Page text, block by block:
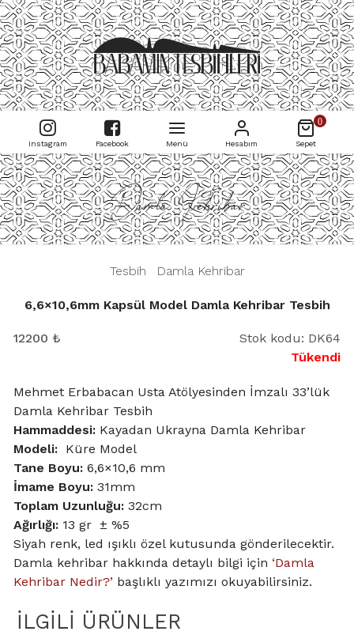
Instagram Facebook Menü Hesabım
0
Sepet
Damla Kehribar
Tesbih Damla Kehribar|
6,6×10,6mm Kapsül Model Damla Kehribar Tesbih
12200 ₺ Stok kodu: DK64
Tükendi
Mehmet Erbabacan Usta Atölyesinden İmzalı 33’lük
Damla Kehribar Tesbih
Hammaddesi: Kayadan Ukrayna Damla Kehribar
Modeli: Küre Model
Tane Boyu: 6,6×10,6 mm
İmame Boyu: 31mm
Toplam Uzunluğu: 32cm
Ağırlığı: 13 gr ± %5
Siyah renk, led ışıklı özel kutusunda gönderilecektir.
Damla kehribar hakkında detaylı bilgi için ‘Damla
Kehribar Nedir?’ başlıklı yazımızı okuyabilirsiniz.
İLGILI ÜRÜNLER